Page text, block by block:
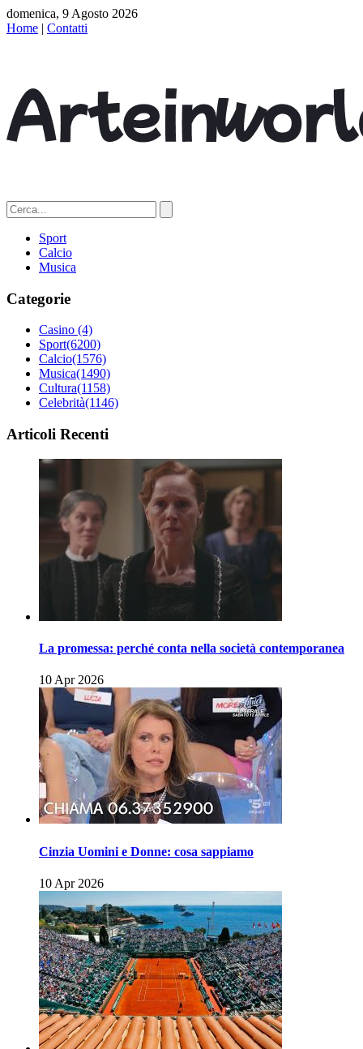
domenica, 9 Agosto 2026
Home | Contatti
Sport
Calcio
Musica
Categorie
Casino (4)
Sport(6200)
Calcio(1576)
Musica(1490)
Cultura(1158)
Celebrità(1146)
Articoli Recenti
La promessa: perché conta nella società contemporanea
10 Apr 2026
Cinzia Uomini e Donne: cosa sappiamo
10 Apr 2026